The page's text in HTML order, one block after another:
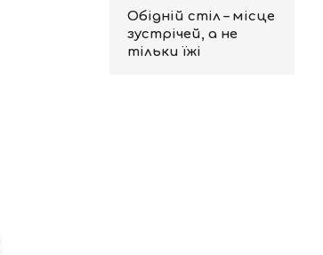
Обідній стіл – місце
зустрічей, а не
тільки їжі